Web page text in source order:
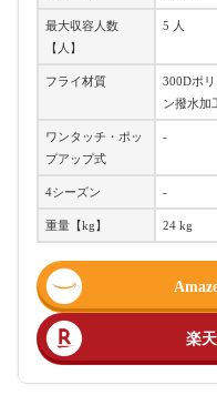
最大収容人数
【人】
5 人
フライ材質
300Dポ
ン撥水加
ワンタッチ・ポッ
プアップ式
-
4シーズン -
重量【kg】 24 kg
楽